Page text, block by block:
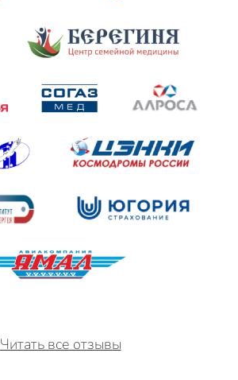
Читать все отзывы